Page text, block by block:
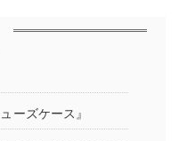
ーズケース』